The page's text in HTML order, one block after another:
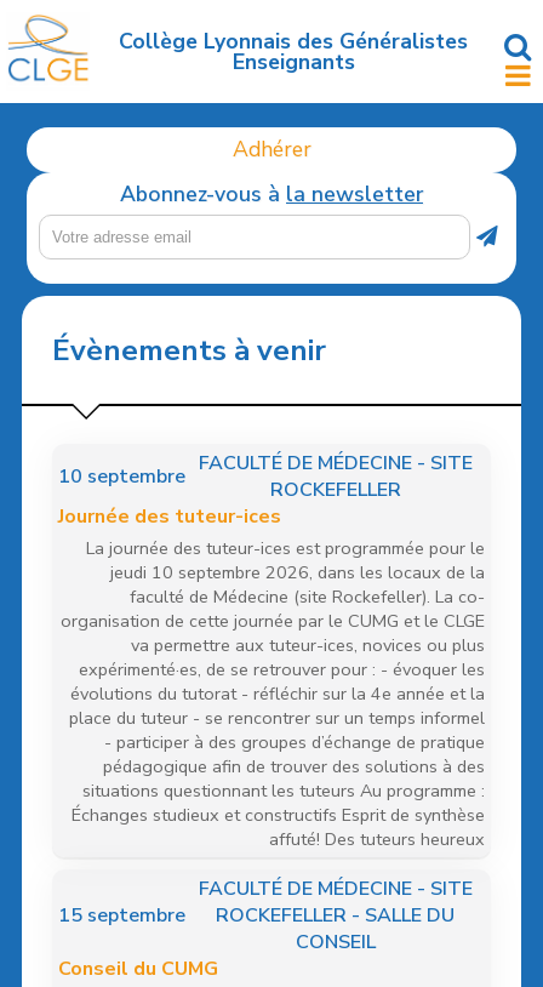
Accéder
au
contenu
Collège Lyonnais des Généralistes
Enseignants
Adhérer
Abonnez-vous à la newsletter
Évènements à venir
10 septembre FACULTÉ DE MÉDECINE - SITE
ROCKEFELLER
Journée des tuteur-ices
La journée des tuteur-ices est programmée pour le
jeudi 10 septembre 2026, dans les locaux de la
faculté de Médecine (site Rockefeller). La co-
organisation de cette journée par le CUMG et le CLGE
va permettre aux tuteur-ices, novices ou plus
expérimenté·es, de se retrouver pour : - évoquer les
évolutions du tutorat - réfléchir sur la 4e année et la
place du tuteur - se rencontrer sur un temps informel
- participer à des groupes d’échange de pratique
pédagogique afin de trouver des solutions à des
situations questionnant les tuteurs Au programme :
Échanges studieux et constructifs Esprit de synthèse
affuté! Des tuteurs heureux
15septembre
FACULTÉ DE MÉDECINE - SITE
ROCKEFELLER - SALLE DU
CONSEIL
Conseil du CUMG